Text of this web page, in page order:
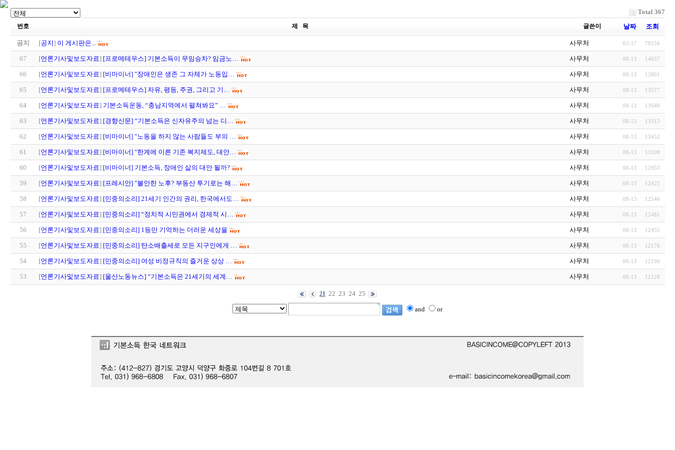
Total 367
번호 제 목 글쓴이 날짜 조회
공지 [공지] 이 게시판은... 사무처 03-17 78156
67 [언론기사및보도자료] [프로메테우스] 기본소득이 무임승차? 임금노… 사무처 08-13 14637
66 [언론기사및보도자료] [비마이너] "장애인은 생존 그 자체가 노동입… 사무처 08-13 13801
65 [언론기사및보도자료] [프로메테우스] 자유, 평등, 주권, 그리고 기… 사무처 08-13 13577
64 [언론기사및보도자료] 기본소득운동, “충남지역에서 펼쳐봐요” … 사무처 08-13 13640
63 [언론기사및보도자료] [경향신문] “기본소득은 신자유주의 넘는 디… 사무처 08-13 13513
62 [언론기사및보도자료] [비마이너] "노동을 하지 않는 사람들도 부의 … 사무처 08-13 13452
61 [언론기사및보도자료] [비마이너] "한계에 이른 기존 복지제도, 대안… 사무처 08-13 13109
60 [언론기사및보도자료] [비마이너] 기본소득, 장애인 삶의 대안 될까? 사무처 08-13 12953
59 [언론기사및보도자료] [프레시안] "불안한 노후? 부동산 투기로는 해… 사무처 08-13 12425
58 [언론기사및보도자료] [민중의소리] 21세기 인간의 권리, 한국에서도… 사무처 08-13 12546
57 [언론기사및보도자료] [민중의소리] “정치적 시민권에서 경제적 시… 사무처 08-13 12481
56 [언론기사및보도자료] [민중의소리] 1등만 기억하는 더러운 세상을 사무처 08-13 12455
55 [언론기사및보도자료] [민중의소리] 탄소배출세로 모든 지구인에게 … 사무처 08-13 12176
54 [언론기사및보도자료] [민중의소리] 여성 비정규직의 즐거운 상상 … 사무처 08-13 12190
53 [언론기사및보도자료] [울산노동뉴스] “기본소득은 21세기의 세계… 사무처 08-13 12128
21 22 23 24 25
and or